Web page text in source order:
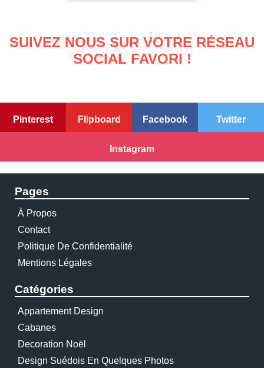
SUIVEZ NOUS SUR VOTRE RÉSEAU
SOCIAL FAVORI !
Pinterest Flipboard Facebook Twitter
Instagram
Pages
À Propos
Contact
Politique De Confidentialité
Mentions Légales
Catégories
Appartement Design
Cabanes
Decoration Noël
Design Suédois En Quelques Photos